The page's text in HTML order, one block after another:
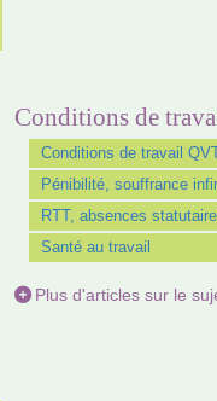
Conditions de
Conditions de travail
Pénibilité, souffrance
RTT, absences
Santé au travail
Plus d'articles sur le